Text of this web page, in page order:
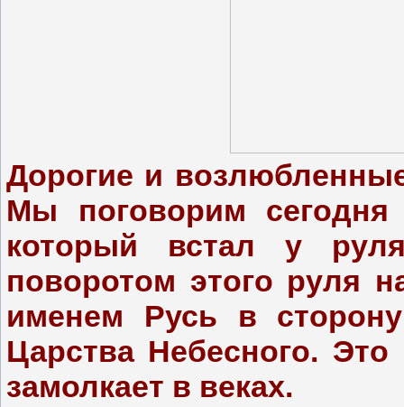
Дорогие и
Мы поговорим
который встал у
поворотом этого руля
именем Русь в
Царства Небесного. Это
замолкает в веках.